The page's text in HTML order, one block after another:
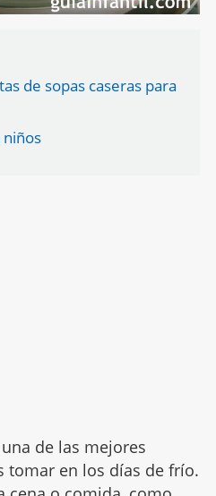
de sopas caseras para
niños
de las mejores
tomar en los días de frío.